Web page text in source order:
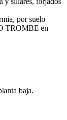
por suelo
TROMBE en
baja.